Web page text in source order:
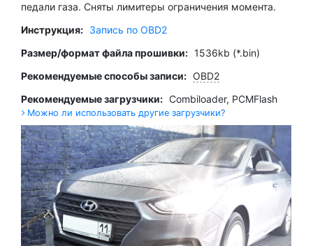
педали газа. Сняты лимитеры ограничения момента.
Инструкция: Запись по OBD2
Размер/формат файла прошивки: 1536kb (*.bin)
Рекомендуемые способы записи: OBD2
Рекомендуемые загрузчики: Combiloader, PCMFlash
Можно ли использовать другие загрузчики?